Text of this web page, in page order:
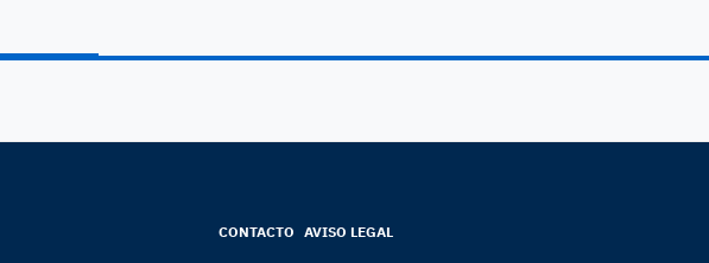
CONTACTO AVISO LEGAL